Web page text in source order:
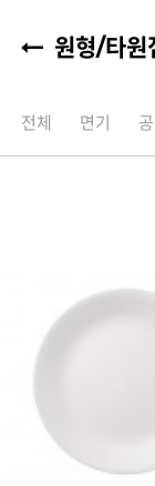
원형/타원
전체 면기